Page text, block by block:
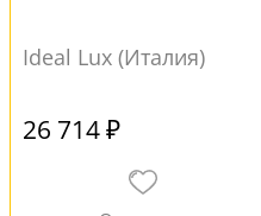
Ideal Lux (Италия)
26 714 ₽